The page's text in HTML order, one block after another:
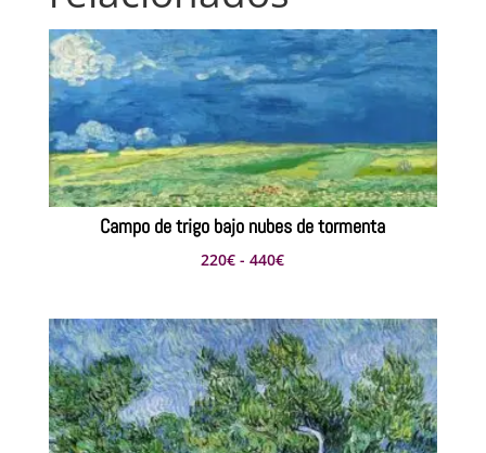
Campo de trigo bajo nubes de tormenta
220€ - 440€Rango
precios:
desde
220€
hasta
440€